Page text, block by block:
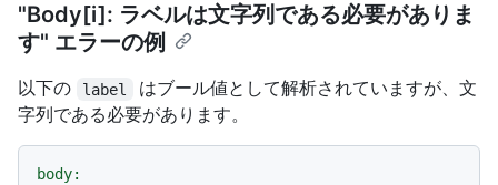
"Body[i]: ラベルは文字列である必要がありま
す" エラーの例
以下の label
はブール値として解析されていますが、文
字列である必要があります。
body: